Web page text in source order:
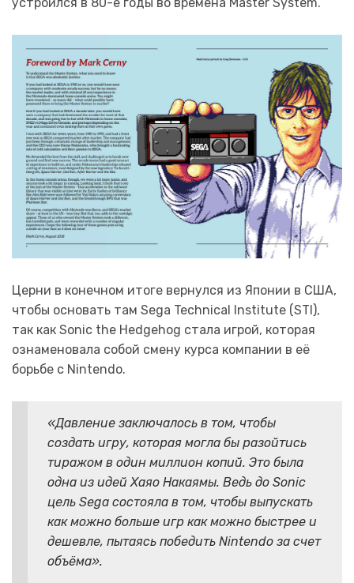
устроился в 80-е годы во времена Master System.
Церни в конечном итоге вернулся из Японии в США,
чтобы основать там Sega Technical Institute (STI),
так как Sonic the Hedgehog стала игрой, которая
ознаменовала собой смену курса компании в её
борьбе с Nintendo.
«Давление заключалось в том, чтобы
создать игру, которая могла бы разойтись
тиражом в один миллион копий. Это была
одна из идей Хаяо Накаямы. Ведь до Sonic
цель Sega состояла в том, чтобы выпускать
как можно больше игр как можно быстрее и
дешевле, пытаясь победить Nintendo за счет
объёма».